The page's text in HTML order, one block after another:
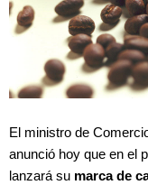
El ministro de
anunció hoy que en el
lanzará su marca de